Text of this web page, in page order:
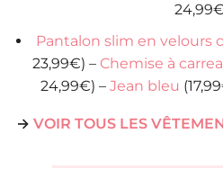
Pantalon slim en velours
23,99€) – Chemise à
24,99€) – Jean bleu
→ VOIR TOUS LES